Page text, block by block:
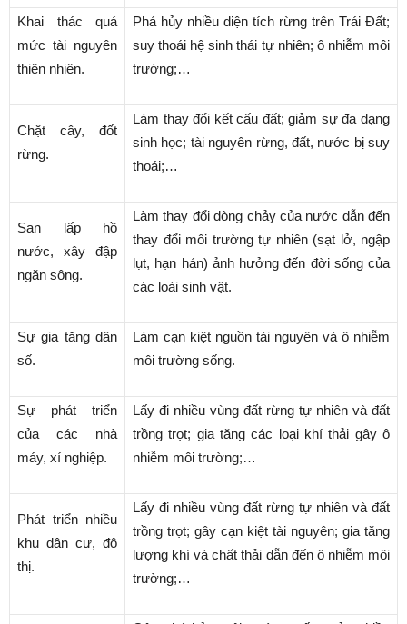
Khai thác quá
mức tài nguyên
thiên nhiên.
Phá hủy nhiều diện tích rừng trên Trái Đất;
suy thoái hệ sinh thái tự nhiên; ô nhiễm môi
trường;…
Chặt cây, đốt
rừng.
Làm thay đổi kết cấu đất; giảm sự đa dạng
sinh học; tài nguyên rừng, đất, nước bị suy
thoái;…
San lấp hồ
nước, xây đập
ngăn sông.
Làm thay đổi dòng chảy của nước dẫn đến
thay đổi môi trường tự nhiên (sạt lở, ngập
lụt, hạn hán) ảnh hưởng đến đời sống của
các loài sinh vật.
Sự gia tăng dân
số.
Làm cạn kiệt nguồn tài nguyên và ô nhiễm
môi trường sống.
Sự phát triển
của các nhà
máy, xí nghiệp.
Lấy đi nhiều vùng đất rừng tự nhiên và đất
trồng trọt; gia tăng các loại khí thải gây ô
nhiễm môi trường;…
Phát triển nhiều
khu dân cư, đô
thị.
Lấy đi nhiều vùng đất rừng tự nhiên và đất
trồng trọt; gây cạn kiệt tài nguyên; gia tăng
lượng khí và chất thải dẫn đến ô nhiễm môi
trường;…